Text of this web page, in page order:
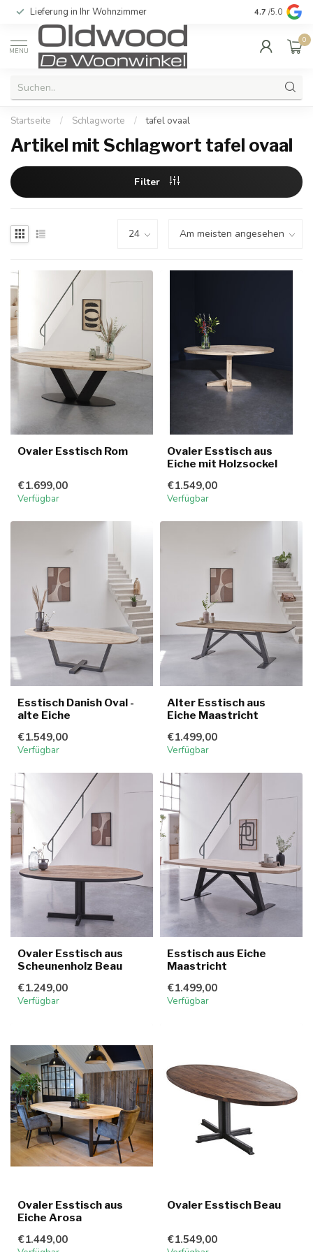
Lieferung in Ihr Wohnzimmer Qualität und
4.7 /5.0
MENU
0
Startseite / Schlagworte / tafel ovaal
Artikel mit Schlagwort tafel ovaal
Filter
Ovaler Esstisch Rom
€1.699,00
Verfügbar
Ovaler Esstisch aus
Eiche mit Holzsockel
€1.549,00
Verfügbar
Esstisch Danish Oval -
alte Eiche
€1.549,00
Verfügbar
Alter Esstisch aus
Eiche Maastricht
€1.499,00
Verfügbar
Ovaler Esstisch aus
Scheunenholz Beau
€1.249,00
Verfügbar
Esstisch aus Eiche
Maastricht
€1.499,00
Verfügbar
Ovaler Esstisch aus
Eiche Arosa
€1.449,00
Ovaler Esstisch Beau
€1.549,00